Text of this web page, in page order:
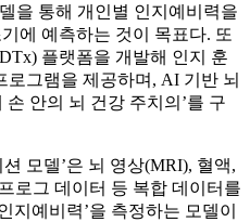
을 통해 개인별 인지예비력을
에 예측하는 것이 목표다. 또
플랫폼을 개발해 인지 훈
로그램을 제공하며, AI 기반 뇌
안의 뇌 건강 주치의’를 구
모델’은 뇌 영상(MRI), 혈액,
로그 데이터 등 복합 데이터를
지예비력’을 측정하는 모델이